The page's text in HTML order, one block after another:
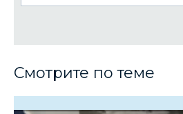
Смотрите по теме